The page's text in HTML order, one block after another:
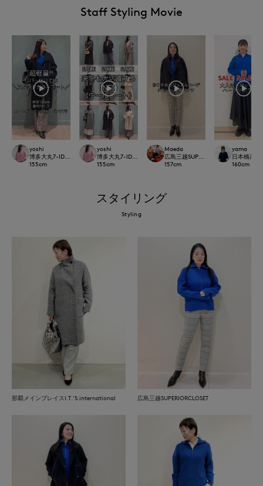
Staff Styling Movie
yoshi
博多大丸7-IDconcept.
155cm
yoshi
博多大丸7-IDconcept.
155cm
Maeda
広島三越SUPERIORCLOSET
157cm
yama
日本橋高島
160cm
スタイリング
Styling
那覇メインプレイスI.T.'S.international 広島三越SUPERIORCLOSET